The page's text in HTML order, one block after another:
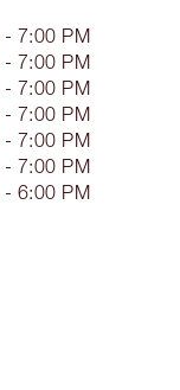
7:00 PM
7:00 PM
7:00 PM
7:00 PM
7:00 PM
7:00 PM
6:00 PM